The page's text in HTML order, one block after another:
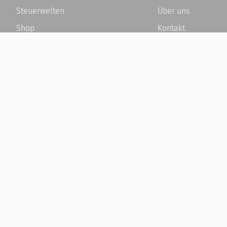
Steuerwelten
Shop
Über uns
Kontakt